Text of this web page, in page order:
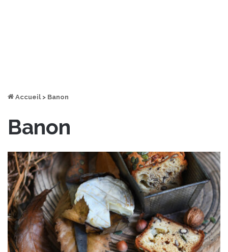
Accueil > Banon
Banon